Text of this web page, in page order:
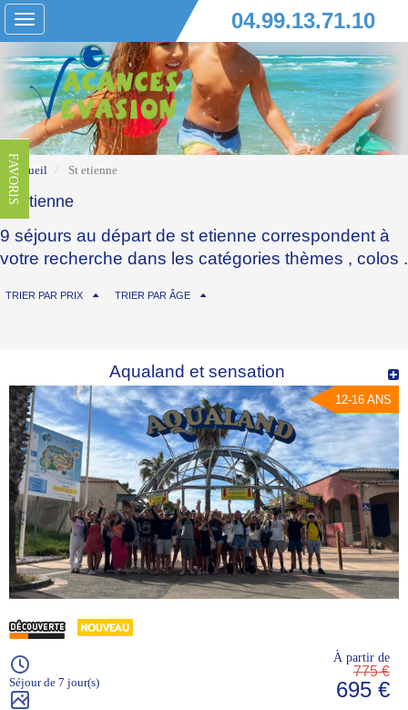
Toggle
navigation
04.99.13.71.10
FAVORIS
Accueil St etienne
St etienne
9 séjours au départ de st etienne correspondent à
votre recherche dans les catégories thèmes , colos .
TRIER PAR PRIX TRIER PAR ÂGE
Aqualand et sensation
12-16 ANS
Séjour de 7 jour(s)
À partir de
775 €
695 €